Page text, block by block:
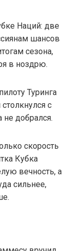
Наций: две
шансов
сезона,
в ноздрю.
Туринга
с
не добрался.
скорость
Кубка
вечность, а
сильнее,